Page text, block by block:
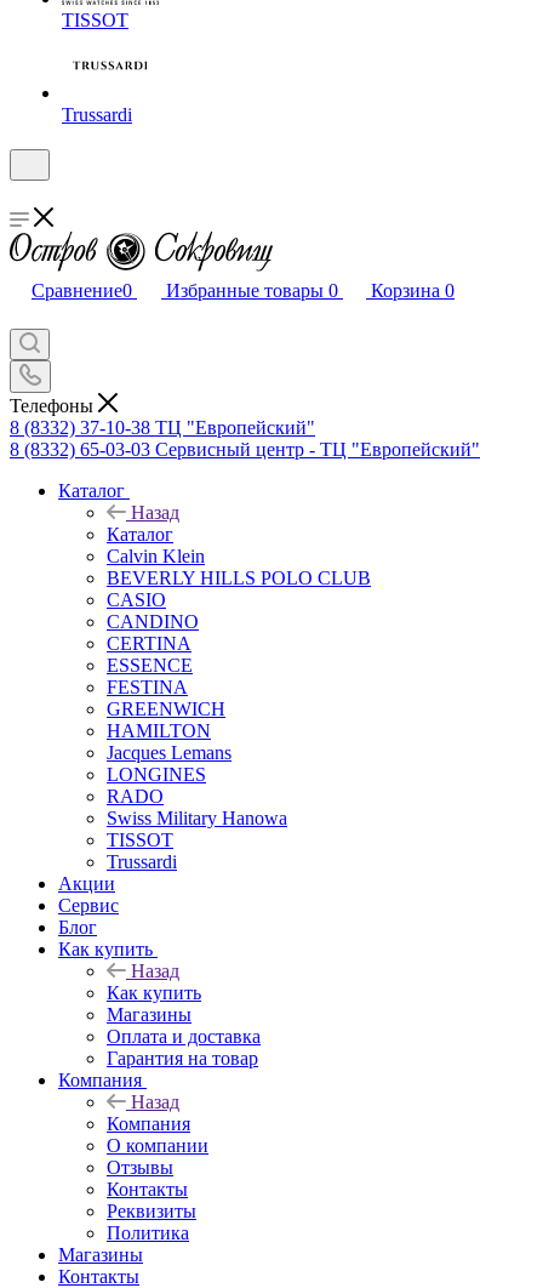
TISSOT
Trussardi
Сравнение0 Избранные товары 0 Корзина 0
Телефоны
8 (8332) 37-10-38 ТЦ "Европейский"
8 (8332) 65-03-03 Сервисный центр - ТЦ "Европейский"
Каталог
Назад
Каталог
Calvin Klein
BEVERLY HILLS POLO CLUB
CASIO
CANDINO
CERTINA
ESSENCE
FESTINA
GREENWICH
HAMILTON
Jacques Lemans
LONGINES
RADO
Swiss Military Hanowa
TISSOT
Trussardi
Акции
Сервис
Блог
Как купить
Назад
Как купить
Магазины
Оплата и доставка
Гарантия на товар
Компания
Назад
Компания
О компании
Отзывы
Контакты
Реквизиты
Политика
Магазины
Контакты